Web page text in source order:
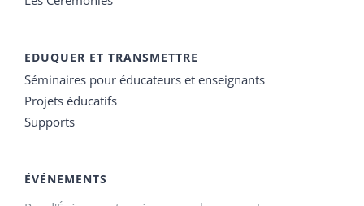
EDUQUER ET TRANSMETTRE
Séminaires pour éducateurs et enseignants
Projets éducatifs
Supports
ÉVÉNEMENTS